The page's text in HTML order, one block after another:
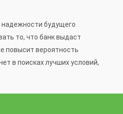
надежности будущего
то, что банк выдаст
повысит вероятность
в поисках лучших условий,